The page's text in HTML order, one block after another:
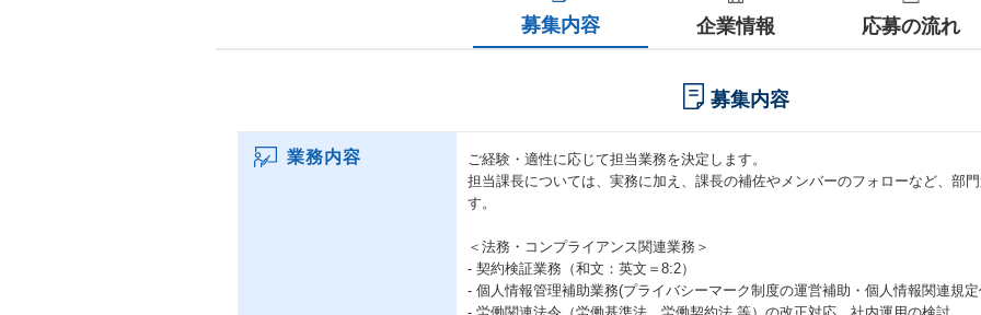
募集内容 企業情報 応募の流れ
募集内容
業務内容
ご経験・適性に応じて担当業務を決定します。
担当課長については、実務に加え、課長の補佐やメンバーのフォローなど、部
す。
＜法務・コンプライアンス関連業務＞
- 契約検証業務（和文：英文＝8:2）
- 個人情報管理補助業務(プライバシーマーク制度の運営補助・個人情報関連規